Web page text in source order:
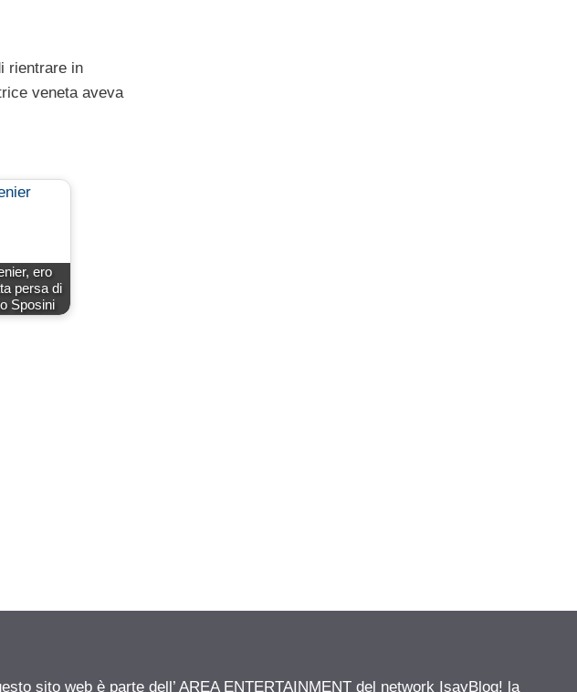
rientrare in
veneta aveva
ero
persa di
Sposini
sito web è parte dell’ AREA ENTERTAINMENT del network IsayBlog! la